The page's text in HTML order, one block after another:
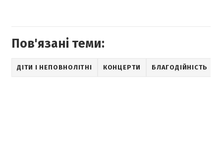
Пов'язані теми:
ДІТИ І НЕПОВНОЛІТНІ КОНЦЕРТИ БЛАГОДІЙНІСТЬ